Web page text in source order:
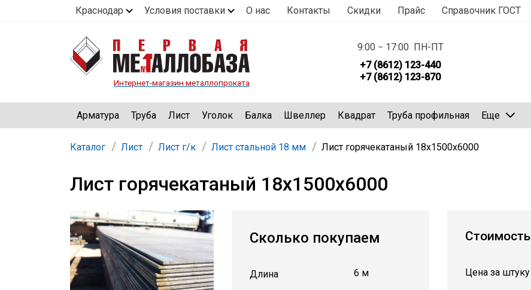
Краснодар Условия поставки О нас Контакты Скидки Прайс Справочник ГОСТ
Интернет-магазин металлопроката
9:00 − 17:00 ПН-ПТ
+7 (8612) 123-440
+7 (8612) 123-870
Арматура Труба Лист Уголок Балка Швеллер Квадрат Труба профильная Еще
Каталог Лист Лист г/к Лист стальной 18 мм Лист горячекатаный 18х1500х6000
Лист горячекатаный 18х1500х6000
Сколько покупаем
Длина 6 м
Стоимость
Цена за штуку